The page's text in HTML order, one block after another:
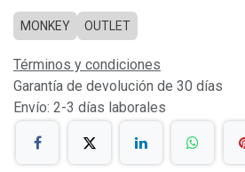
MONKEY OUTLET
Términos y condiciones
Garantía de devolución de 30 días
Envío: 2-3 días laborales